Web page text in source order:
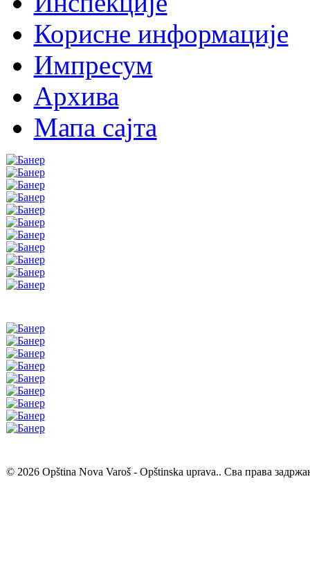
Корисне информације
Импресум
Архива
Мапа сајта
© 2026 Opština Nova Varoš - Opštinska uprava.. Сва права